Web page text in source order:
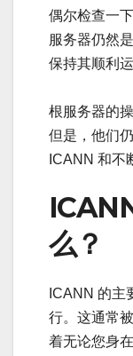
偶尔检查一
服务器仍然
保持其顺利运
根服务器的
但是，他们
ICANN 和不
么？
ICANN 的主
行。这通常
着无论您身